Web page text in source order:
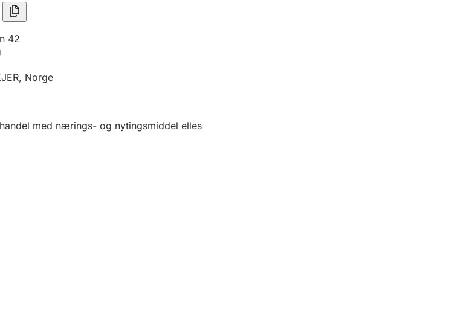
42
, Norge
med nærings- og nytingsmiddel elles